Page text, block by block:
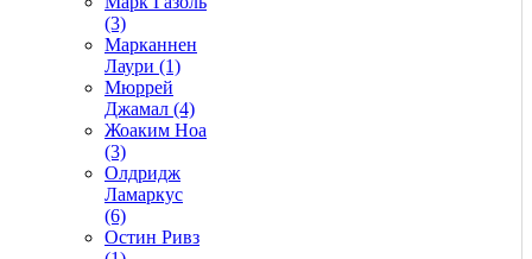
(3)
Марканнен
Лаури (1)
Мюррей
Джамал (4)
Жоаким Ноа
(3)
Олдридж
Ламаркус
(6)
Остин Ривз